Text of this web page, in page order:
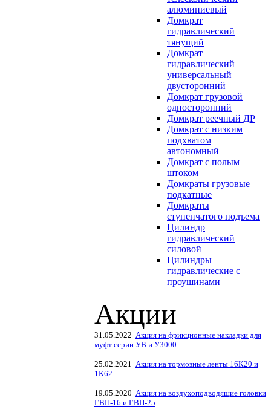
алюминиевый
Домкрат
гидравлический
тянущий
Домкрат
гидравлический
универсальный
двусторонний
Домкрат грузовой
односторонний
Домкрат реечный ДР
Домкрат с низким
подхватом
автономный
Домкрат с полым
штоком
Домкраты грузовые
подкатные
Домкраты
ступенчатого подъема
Цилиндр
гидравлический
силовой
Цилиндры
гидравлические с
проушинами
Акции
31.05.2022 Акция на фрикционные накладки для
муфт серии УВ и У3000
25.02.2021 Акция на тормозные ленты 16К20 и
1К62
19.05.2020 Акция на воздухоподводящие головки
ГВП-16 и ГВП-25